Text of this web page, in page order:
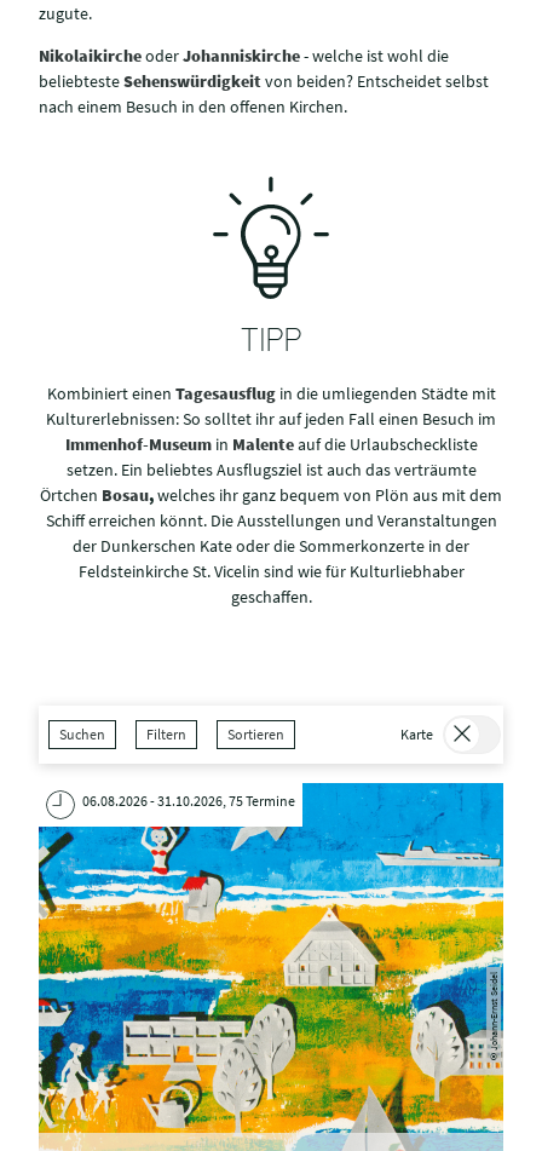
zugute.
NikolaikircheoderJohanniskirche- welche ist wohl die
beliebtesteSehenswürdigkeitvon beiden? Entscheidet selbst
nach einem Besuch in den offenen Kirchen.
TIPP
Kombiniert einen Tagesausflugin die umliegenden Städte mit
Kulturerlebnissen: So solltet ihr auf jeden Fall einen Besuch im
Immenhof-Museumin Malenteauf die Urlaubscheckliste
setzen. Ein beliebtes Ausflugsziel ist auch das verträumte
Örtchen Bosau,welches ihr ganz bequem von Plön aus mit dem
Schiff erreichen könnt. Die Ausstellungen und Veranstaltungen
der Dunkerschen Kate oder die Sommerkonzerte in der
Feldsteinkirche St. Vicelin sind wie für Kulturliebhaber
geschaffen.
Suchen Filtern Sortieren Karte
©
Johann-Ernst Seidel
06.08.2026 - 31.10.2026, 75 Termine